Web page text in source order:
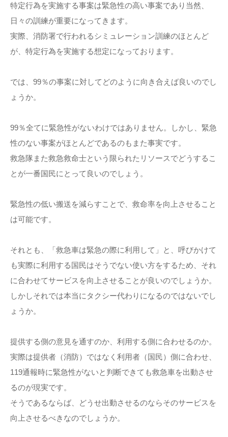
特定行為を実施する事案は緊急性の高い事案であり当然、
日々の訓練が重要になってきます。
実際、消防署で行われるシミュレーション訓練のほとんど
が、特定行為を実施する想定になっております。
では、99％の事案に対してどのように向き合えば良いのでし
ょうか。
99％全てに緊急性がないわけではありません。しかし、緊急
性のない事案がほとんどであるのもまた事実です。
救急隊また救急救命士という限られたリソースでどうするこ
とが一番国民にとって良いのでしょう。
緊急性の低い搬送を減らすことで、救命率を向上させること
は可能です。
それとも、「救急車は緊急の際に利用して」と、呼びかけて
も実際に利用する国民はそうでない使い方をするため、それ
に合わせてサービスを向上させることが良いのでしょうか。
しかしそれでは本当にタクシー代わりになるのではないでし
ょうか。
提供する側の意見を通すのか、利用する側に合わせるのか。
実際は提供者（消防）ではなく利用者（国民）側に合わせ、
119通報時に緊急性がないと判断できても救急車を出動させ
るのが現実です。
そうであるならば、どうせ出動させるのならそのサービスを
向上させるべきなのでしょうか。